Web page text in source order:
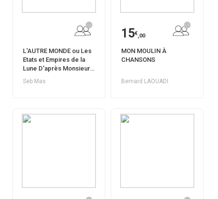
L'AUTRE MONDE ou Les
Etats et Empires de la
Lune D'après Monsieur
de Cyrano de Bergerac
Seb Mas
15€,00
MON MOULIN À
CHANSONS
Bernard LAOUADI